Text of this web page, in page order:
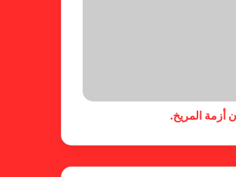
العام والمسابقات
أزمة المريخ.